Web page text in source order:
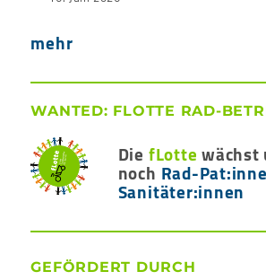
mehr
WANTED: FLOTTE RAD-
DiefLottewächst
noch Rad-
Sanitäter:innen
GEFÖRDERT DURCH